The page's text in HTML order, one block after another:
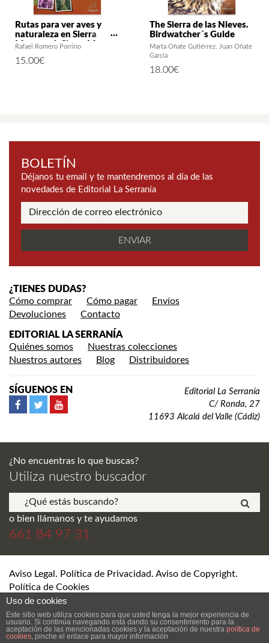
Rutas para ver aves y
naturaleza en Sierra
Morena. 4: Sierra Morena
Rafael Romero Porrino
15.00€
The Sierra de las Nieves.
Birdwatcher´s Guide
Marta Oñate Gutiérrez
Juan Oñate
García
18.00€
BOLETÍN
Déjanos tu email y te mantendremos al día de las
novedades de Editorial La Serranía
¿TIENES DUDAS?
Cómo comprar
Cómo pagar
Envíos
Devoluciones
Contacto
EDITORIAL LA SERRANÍA
Quiénes somos
Nuestras colecciones
Nuestros autores
Blog Distribuidores
SÍGUENOS EN
Editorial La Serranía
C/ Ronda, 27
11693 Alcalá del Valle (Cádiz)
¿No encuentras lo que buscas?
Utiliza nuestro buscador
o bien llámanos y te ayudamos
661 84 97 31
Aviso Legal. Política de Privacidad. Aviso de Copyright.
Política de Cookies
DESARROLLO Y DISEÑO WEB DE TIENDA ONLINE SEVILLA
Uso de cookies
Este sitio web utiliza cookies para que usted tenga la mejor experiencia de
usuario. Si continúa navegando está dando su consentimiento para la
aceptación de las mencionadas cookies y la aceptación de nuestra política de
cookies, pinche el enlace para mayor información